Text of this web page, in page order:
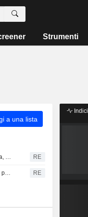
Strumenti
a una lista
OLI VEGETALI-L'olio di palma scivola, ma registra guadagni settimanali RE
Sud-est asiatico: la raccolta di olio di palma frenata dal caro gasolio e dalla carenza di scorte RE
Indici